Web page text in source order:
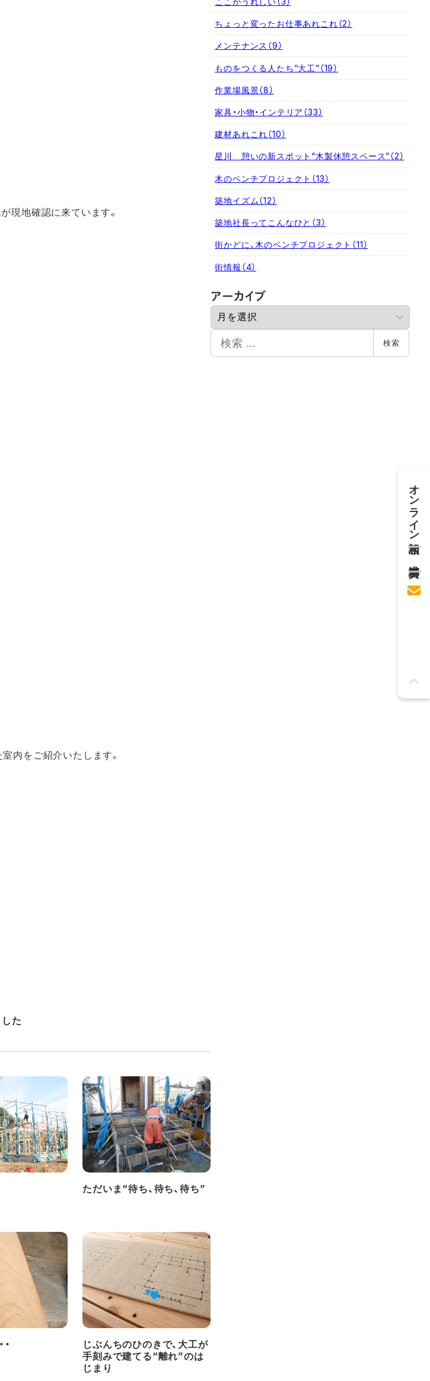
現地確認に来ています。
内をご紹介いたします。
た
ただいま“待ち、待ち、待ち”
じぶんちのひのきで、大工が
手刻みで建てる“離れ”のは
じまり
ちょっと変ったお仕事あれこれ（2）
メンテナンス （9）
ものをつくる人たち“大工”（19）
作業場風景（8）
家具・小物・インテリア （33）
建材あれこれ（10）
星川 憩いの新スポット“木製休憩スペース”（2）
木のベンチプロジェクト （13）
築地イズム（12）
築地社長ってこんなひと （3）
街かどに、木のベンチプロジェクト （11）
街情報 （4）
アーカイブ
ー
イ
検
検索
オンライン相談